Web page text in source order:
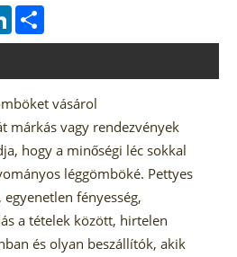
LinkedIn
vásárol
márkás vagy rendezvények
hogy a minőségi léc sokkal
léggömböké. Pettyes
fényesség,
a tételek között, hirtelen
és olyan beszállítók, akik